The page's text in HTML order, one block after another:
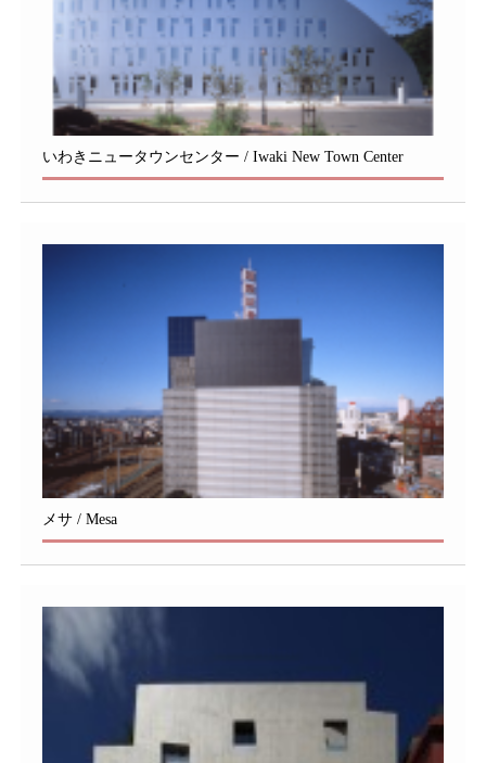
いわきニュータウンセンター / Iwaki New Town Center
メサ / Mesa